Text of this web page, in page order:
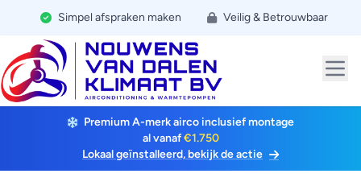
Simpel afspraken maken Veilig & Betrouwbaar
Premium A-merk airco inclusief montage
al vanaf€1.750
Lokaal geïnstalleerd, bekijk de actie